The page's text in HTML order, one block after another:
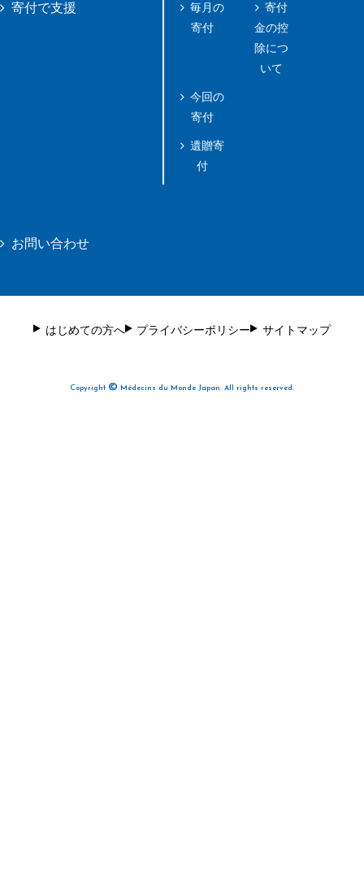
寄付で支援
毎月の
寄付
今回の
寄付
遺贈寄
付
寄付
金の控
除につ
いて
お問い合わせ
はじめての方へ プライバシーポリシー サイトマップ
Copyright © Médecins du Monde Japan. All rights reserved.